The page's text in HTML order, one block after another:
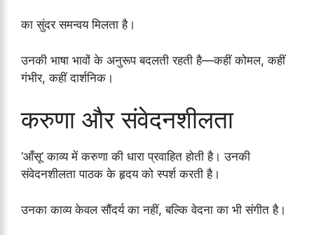
का सुंदर समन्वय मिलता है।
उनकी भाषा भावों के अनुरूप बदलती रहती है—कहीं कोमल, कहीं
गंभीर, कहीं दार्शनिक।
करुणा और संवेदनशीलता
‘आँसू’ काव्य में करुणा की धारा प्रवाहित होती है। उनकी
संवेदनशीलता पाठक के हृदय को स्पर्श करती है।
उनका काव्य केवल सौंदर्य का नहीं, बल्कि वेदना का भी संगीत है।